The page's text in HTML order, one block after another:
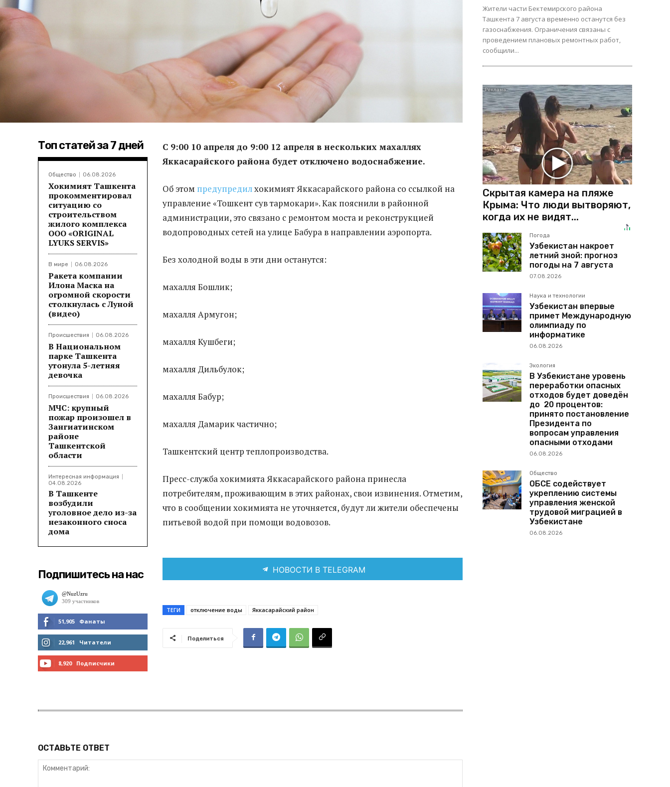
Топ статей за 7 дней
Общество 06.08.2026
Хокимият Ташкента
прокомментировал
ситуацию со
строительством
жилого комплекса
ООО «ORIGINAL
LYUKS SERVIS»
В мире 06.08.2026
Ракета компании
Илона Маска на
огромной скорости
столкнулась с Луной
(видео)
Происшествия 06.08.2026
В Национальном
парке Ташкента
утонула 5-летняя
девочка
Происшествия 06.08.2026
МЧС: крупный
пожар произошел в
Зангиатинском
районе
Ташкентской
области
Интересная информация
04.08.2026
В Ташкенте
возбудили
уголовное дело из-за
незаконного сноса
дома
Подпишитесь на нас
51,905 Фанаты
МНЕ НРАВИТСЯ
22,961 Читатели
8,920 Подписчики
С 9:00 10 апреля до 9:00 12 апреля в нескольких махаллях
Яккасарайского района будет отключено водоснабжение.
Об этом предупредилхокимият Яккасарайского района со ссылкой на
управление «Тошкент сув тармокари». Как пояснили в районной
администрации, это связано с ремонтом моста и реконструкцией
водопроводных сетей на улице Бабура в направлении аэропорта.
Без холодной воды в эти дни останутся:
махалля Бошлик;
махалля Армугон;
махалля Кушбеги;
махалля Дильбулок;
махалля Бабур;
махалля Дамарик частично;
Ташкентский центр теплопроизводства.
Пресс-служба хокимията Яккасарайского района принесла
потребителям, проживающим в этих районах, свои извинения. Отметим,
что в сообщении хокимията не уточняется, будут ли жители обеспечены
питьевой водой при помощи водовозов.
НОВОСТИ В TELEGRAM
ТЕГИ отключение воды Яккасарайский район
Поделиться
ОСТАВЬТЕ ОТВЕТ
Жители части Бектемирского района
Ташкента 7 августа временно останутся без
газоснабжения. Ограничения связаны с
проведением плановых ремонтных работ,
сообщили...
Скрытая камера на пляже
Крыма: Что люди вытворяют,
когда их не видят...
Погода
Узбекистан накроет
летний зной: прогноз
погоды на 7 августа
07.08.2026
Наука и технологии
Узбекистан впервые
примет Международную
олимпиаду по
информатике
06.08.2026
Экология
В Узбекистане уровень
переработки опасных
отходов будет доведён
до 20 процентов:
принято постановление
Президента по
вопросам управления
опасными отходами
06.08.2026
Общество
ОБСЕ содействует
укреплению системы
управления женской
трудовой миграцией в
Узбекистане
06.08.2026